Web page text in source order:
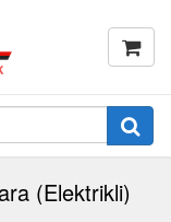
(Elektrikli)